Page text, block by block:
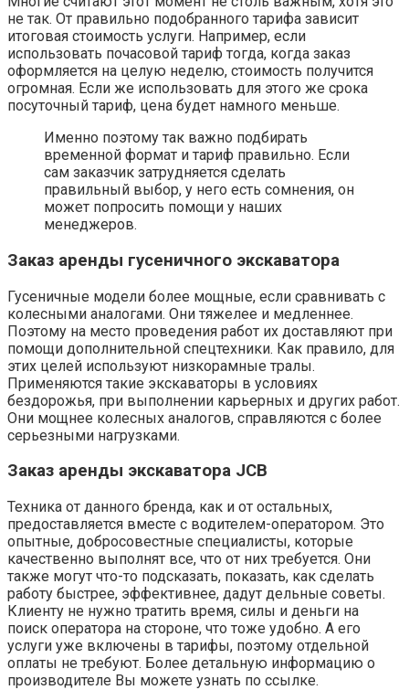
не так. От правильно подобранного тарифа зависит
итоговая стоимость услуги. Например, если
использовать почасовой тариф тогда, когда заказ
оформляется на целую неделю, стоимость получится
огромная. Если же использовать для этого же срока
посуточный тариф, цена будет намного меньше.
Именно поэтому так важно подбирать
временной формат и тариф правильно. Если
сам заказчик затрудняется сделать
правильный выбор, у него есть сомнения, он
может попросить помощи у наших
менеджеров.
Заказ аренды гусеничного экскаватора
Гусеничные модели более мощные, если сравнивать с
колесными аналогами. Они тяжелее и медленнее.
Поэтому на место проведения работ их доставляют при
помощи дополнительной спецтехники. Как правило, для
этих целей используют низкорамные тралы.
Применяются такие экскаваторы в условиях
бездорожья, при выполнении карьерных и других работ.
Они мощнее колесных аналогов, справляются с более
серьезными нагрузками.
Заказ аренды экскаватора JCB
Техника от данного бренда, как и от остальных,
предоставляется вместе с водителем-оператором. Это
опытные, добросовестные специалисты, которые
качественно выполнят все, что от них требуется. Они
также могут что-то подсказать, показать, как сделать
работу быстрее, эффективнее, дадут дельные советы.
Клиенту не нужно тратить время, силы и деньги на
поиск оператора на стороне, что тоже удобно. А его
услуги уже включены в тарифы, поэтому отдельной
оплаты не требуют. Более детальную информацию о
производителе Вы можете узнать по ссылке.